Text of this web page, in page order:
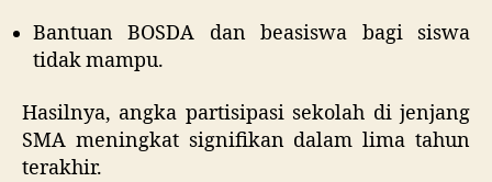
Bantuan BOSDA dan beasiswa bagi siswa
tidak mampu.
Hasilnya, angka partisipasi sekolah di jenjang
SMA meningkat signifikan dalam lima tahun
terakhir.